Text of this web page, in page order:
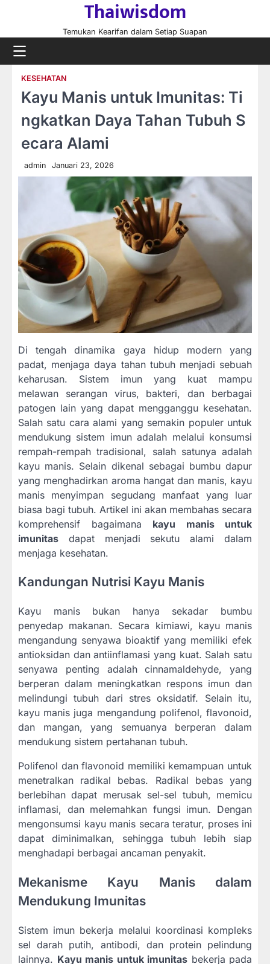
content
Thaiwisdom
Temukan Kearifan dalam Setiap Suapan
KESEHATAN
Kayu Manis untuk Imunitas: Ti
ngkatkan Daya Tahan Tubuh S
ecara Alami
admin Januari 23, 2026
Di tengah dinamika gaya hidup modern yang
padat, menjaga daya tahan tubuh menjadi sebuah
keharusan. Sistem imun yang kuat mampu
melawan serangan virus, bakteri, dan berbagai
patogen lain yang dapat mengganggu kesehatan.
Salah satu cara alami yang semakin populer untuk
mendukung sistem imun adalah melalui konsumsi
rempah-rempah tradisional, salah satunya adalah
kayu manis. Selain dikenal sebagai bumbu dapur
yang menghadirkan aroma hangat dan manis, kayu
manis menyimpan segudang manfaat yang luar
biasa bagi tubuh. Artikel ini akan membahas secara
komprehensif bagaimana kayu manis untuk
imunitas dapat menjadi sekutu alami dalam
menjaga kesehatan.
Kandungan Nutrisi Kayu Manis
Kayu manis bukan hanya sekadar bumbu
penyedap makanan. Secara kimiawi, kayu manis
mengandung senyawa bioaktif yang memiliki efek
antioksidan dan antiinflamasi yang kuat. Salah satu
senyawa penting adalah cinnamaldehyde, yang
berperan dalam meningkatkan respons imun dan
melindungi tubuh dari stres oksidatif. Selain itu,
kayu manis juga mengandung polifenol, flavonoid,
dan mangan, yang semuanya berperan dalam
mendukung sistem pertahanan tubuh.
Polifenol dan flavonoid memiliki kemampuan untuk
menetralkan radikal bebas. Radikal bebas yang
berlebihan dapat merusak sel-sel tubuh, memicu
inflamasi, dan melemahkan fungsi imun. Dengan
mengonsumsi kayu manis secara teratur, proses ini
dapat diminimalkan, sehingga tubuh lebih siap
menghadapi berbagai ancaman penyakit.
Mekanisme Kayu Manis dalam
Mendukung Imunitas
Sistem imun bekerja melalui koordinasi kompleks
sel darah putih, antibodi, dan protein pelindung
lainnya. Kayu manis untuk imunitas bekerja pada